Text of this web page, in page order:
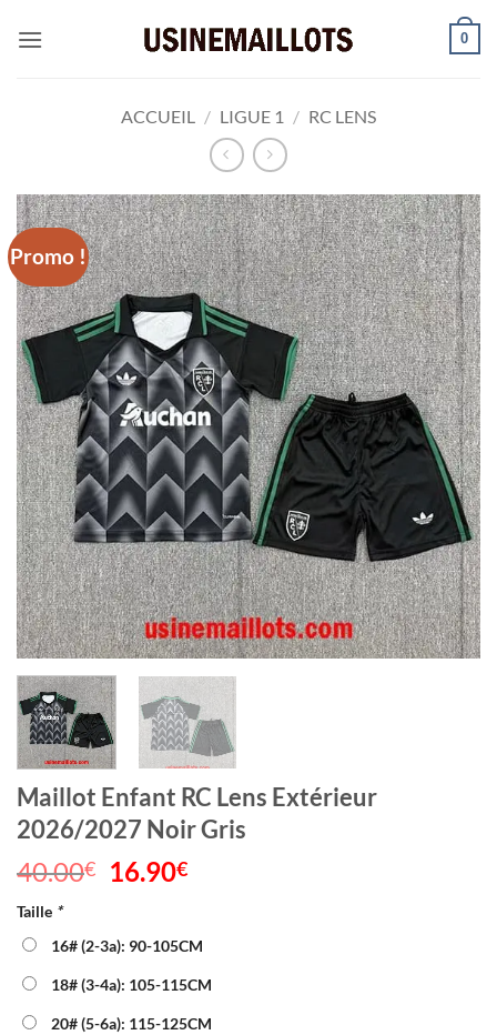
0
ACCUEIL / LIGUE 1 / RC LENS
Promo !
Maillot Enfant RC Lens Extérieur
2026/2027 Noir Gris
40.00€
Le
était :
40.00€.
16.90€
est :
16.90€.
Taille *
16# (2-3a): 90-105CM
18# (3-4a): 105-115CM
20# (5-6a): 115-125CM